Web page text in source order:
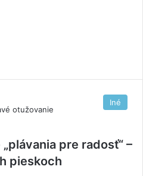
Iné
pre radosť“ –
pieskoch